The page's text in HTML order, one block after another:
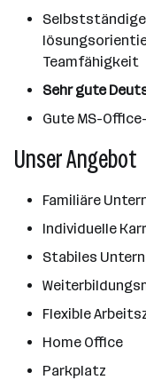
Teamfähigkeit
Sehr gute
Gute MS-
Unser Angebot
Familiäre
Individuelle
Stabiles
Flexible
Home Office
Parkplatz